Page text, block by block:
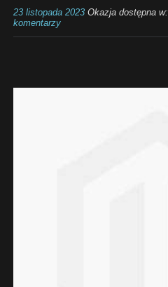
23 listopada 2023Okazja dostępna w:
komentarzy